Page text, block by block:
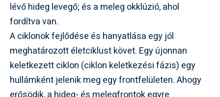
lévő hideg levegő; és a meleg okklúzió, ahol
fordítva van.
A ciklonok fejlődése és hanyatlása egy jól
meghatározott életciklust követ. Egy újonnan
keletkezett ciklon (ciklon keletkezési fázis) egy
hullámként jelenik meg egy frontfelületen. Ahogy